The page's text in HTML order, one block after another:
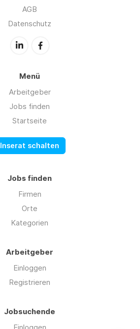
AGB
Datenschutz
Menü
Arbeitgeber
Jobs finden
Startseite
Inserat schalten
Jobs finden
Firmen
Orte
Kategorien
Arbeitgeber
Einloggen
Registrieren
Jobsuchende